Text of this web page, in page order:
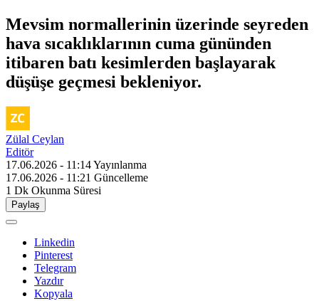
Mevsim normallerinin üzerinde seyreden
hava sıcaklıklarının cuma gününden
itibaren batı kesimlerden başlayarak
düşüşe geçmesi bekleniyor.
Zülal Ceylan
Editör
17.06.2026 - 11:14Yayınlanma
17.06.2026 - 11:21 Güncelleme
1 Dk Okunma Süresi
Paylaş
Linkedin
Pinterest
Telegram
Yazdır
Kopyala